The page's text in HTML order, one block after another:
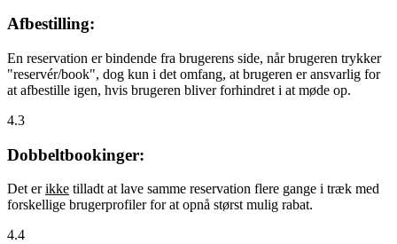
Afbestilling:
En reservation er bindende fra brugerens side, når brugeren trykker
"reservér/book", dog kun i det omfang, at brugeren er ansvarlig for
at afbestille igen, hvis brugeren bliver forhindret i at møde op.
4.3
Dobbeltbookinger:
Det erikke tilladt at lave samme reservation flere gange i træk med
forskellige brugerprofiler for at opnå størst mulig rabat.
4.4